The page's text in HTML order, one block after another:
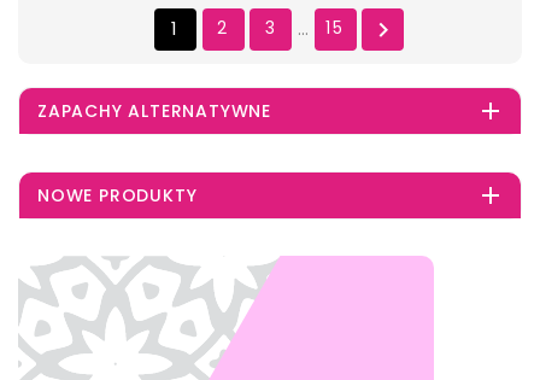
1 2 3 … 15 
ZAPACHY ALTERNATYWNE 
NOWE PRODUKTY 